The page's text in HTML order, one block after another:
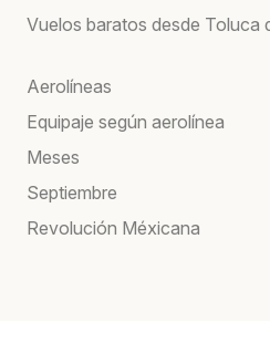
Vuelos baratos desde Toluca
Aerolíneas
Equipaje según aerolínea
Meses
Septiembre
Revolución Méxicana